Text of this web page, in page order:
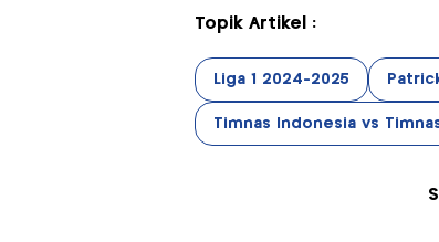
Topik Artikel :
Liga 1 2024-2025
Timnas Indonesia vs